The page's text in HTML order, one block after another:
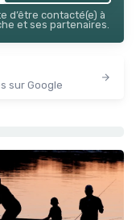
d’être contacté(e) à
et ses partenaires.
sur Google